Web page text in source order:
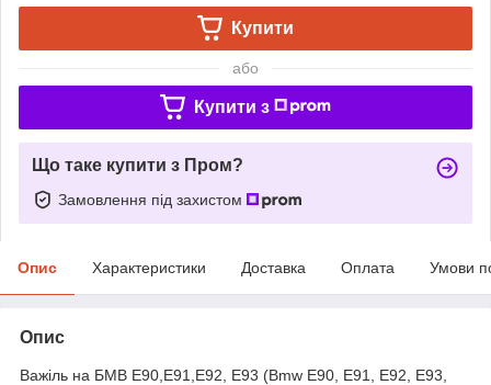
Купити
або
Купити з
Що таке купити з Пром?
Замовлення під захистом
Опис Характеристики Доставка Оплата Умови
Опис
Важіль на БМВ Е90,Е91,Е92, Е93 (Bmw E90, E91, E92, E93,